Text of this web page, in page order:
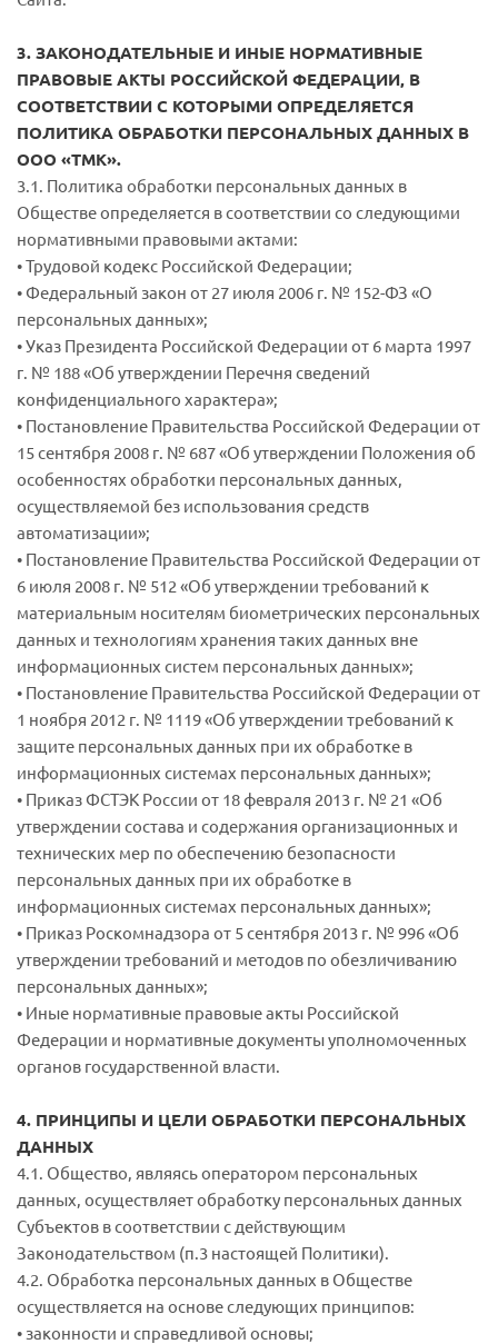
3. ЗАКОНОДАТЕЛЬНЫЕ И ИНЫЕ НОРМАТИВНЫЕ
ПРАВОВЫЕ АКТЫ РОССИЙСКОЙ ФЕДЕРАЦИИ, В
СООТВЕТСТВИИ С КОТОРЫМИ ОПРЕДЕЛЯЕТСЯ
ПОЛИТИКА ОБРАБОТКИ ПЕРСОНАЛЬНЫХ ДАННЫХ В
ООО «ТМК».
3.1. Политика обработки персональных данных в
Обществе определяется в соответствии со следующими
нормативными правовыми актами:
• Трудовой кодекс Российской Федерации;
• Федеральный закон от 27 июля 2006 г. № 152-ФЗ «О
персональных данных»;
• Указ Президента Российской Федерации от 6 марта 1997
г. № 188 «Об утверждении Перечня сведений
конфиденциального характера»;
• Постановление Правительства Российской Федерации от
15 сентября 2008 г. № 687 «Об утверждении Положения об
особенностях обработки персональных данных,
осуществляемой без использования средств
автоматизации»;
• Постановление Правительства Российской Федерации от
6 июля 2008 г. № 512 «Об утверждении требований к
материальным носителям биометрических персональных
данных и технологиям хранения таких данных вне
информационных систем персональных данных»;
• Постановление Правительства Российской Федерации от
1 ноября 2012 г. № 1119 «Об утверждении требований к
защите персональных данных при их обработке в
информационных системах персональных данных»;
• Приказ ФСТЭК России от 18 февраля 2013 г. № 21 «Об
утверждении состава и содержания организационных и
технических мер по обеспечению безопасности
персональных данных при их обработке в
информационных системах персональных данных»;
• Приказ Роскомнадзора от 5 сентября 2013 г. № 996 «Об
утверждении требований и методов по обезличиванию
персональных данных»;
• Иные нормативные правовые акты Российской
Федерации и нормативные документы уполномоченных
органов государственной власти.
4. ПРИНЦИПЫ И ЦЕЛИ ОБРАБОТКИ ПЕРСОНАЛЬНЫХ
ДАННЫХ
4.1. Общество, являясь оператором персональных
данных, осуществляет обработку персональных данных
Субъектов в соответствии с действующим
Законодательством (п.3 настоящей Политики).
4.2. Обработка персональных данных в Обществе
осуществляется на основе следующих принципов:
• законности и справедливой основы;